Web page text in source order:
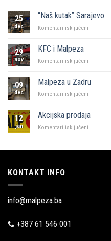
25
dec
“Naš kutak” Sarajevo
Komentari isključeni
29
nov
KFC i Malpeza
Komentari isključeni
Malpeza
09
dec
Malpeza u Zadru
Komentari isključeni
Zadru
12
jan
Akcijska prodaja
Komentari isključeni
KONTAKT INFO
info@malpeza.ba
+387 61 546 001